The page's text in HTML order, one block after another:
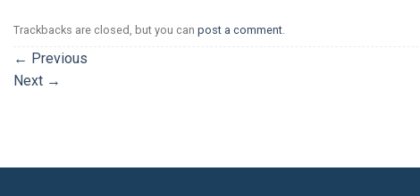
Trackbacks are closed, but you can post a comment.
← Previous
Next →